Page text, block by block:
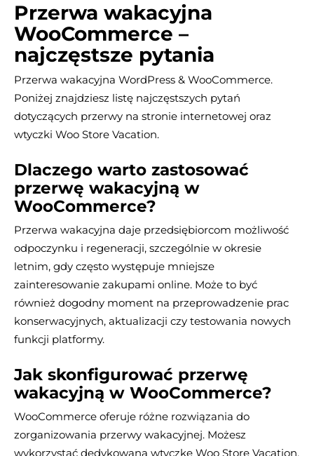
Przerwa wakacyjna
WooCommerce –
najczęstsze pytania
Przerwa wakacyjna WordPress & WooCommerce.
Poniżej znajdziesz listę najczęstszych pytań
dotyczących przerwy na stronie internetowej oraz
wtyczki Woo Store Vacation.
Dlaczego warto zastosować
przerwę wakacyjną w
WooCommerce?
Przerwa wakacyjna daje przedsiębiorcom możliwość
odpoczynku i regeneracji, szczególnie w okresie
letnim, gdy często występuje mniejsze
zainteresowanie zakupami online. Może to być
również dogodny moment na przeprowadzenie prac
konserwacyjnych, aktualizacji czy testowania nowych
funkcji platformy.
Jak skonfigurować przerwę
wakacyjną w WooCommerce?
WooCommerce oferuje różne rozwiązania do
zorganizowania przerwy wakacyjnej. Możesz
wykorzystać dedykowaną wtyczkę Woo Store Vacation.